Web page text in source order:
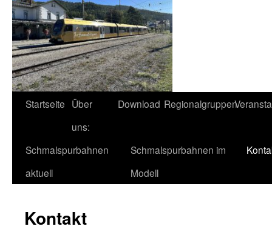
Startseite Über
uns:
Download Regionalgruppen
Schmalspurbahnen
aktuell
Schmalspurbahnen im
Modell
Kontakt